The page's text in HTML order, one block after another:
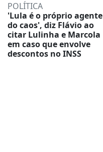
POLÍTICA
'Lula é o próprio agente
do caos', diz Flávio ao
citar Lulinha e Marcola
em caso que envolve
descontos no INSS